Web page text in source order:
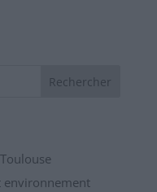
environnement